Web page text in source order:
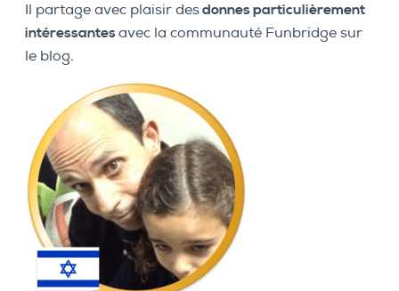
Il partage avec plaisir desdonnes particulièrement
intéressantesavec la communauté Funbridge sur
le blog.